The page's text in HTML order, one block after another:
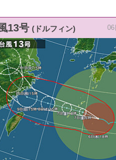
13号 (ドルフィン) 06